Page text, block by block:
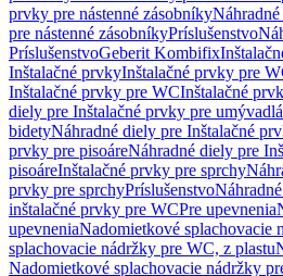
prvky pre nástenné zásobníky
pre nástenné zásobníkyPríslušenstvo
PríslušenstvoGeberit Kombifix
Inštalačné prvkyInštalačné prvky pre
Inštalačné prvky pre WCInštalačné
diely pre Inštalačné prvky pre umývadlá
bidetyNáhradné diely pre Inštalačné
prvky pre pisoáreNáhradné diely pre
pisoáreInštalačné prvky pre sprchy
prvky pre sprchyPríslušenstvo
inštalačné prvky pre WCPre upevnenia
upevneniaNadomietkové splachovacie
splachovacie nádržky pre WC, z plastu
Nadomietkové splachovacie nádržky